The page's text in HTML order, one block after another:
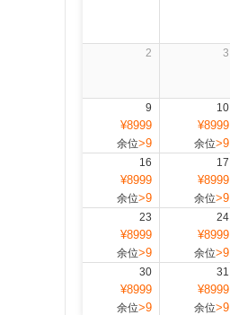
2 3
9
¥8999
余位>9
10
¥8999
余位>9
16
¥8999
余位>9
17
¥8999
余位>9
23
¥8999
余位>9
24
¥8999
余位>9
30
¥8999
余位>9
31
¥8999
余位>9